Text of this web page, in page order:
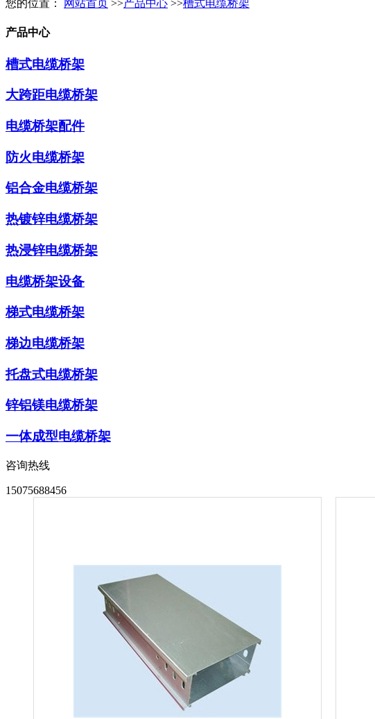
您的位置： 网站首页 >>产品中心 >>槽式电缆桥架
产品中心
槽式电缆桥架
大跨距电缆桥架
电缆桥架配件
防火电缆桥架
铝合金电缆桥架
热镀锌电缆桥架
热浸锌电缆桥架
电缆桥架设备
梯式电缆桥架
梯边电缆桥架
托盘式电缆桥架
锌铝镁电缆桥架
一体成型电缆桥架
咨询热线
15075688456